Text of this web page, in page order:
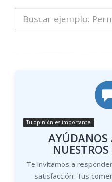
Tu opinión es importante
AYÚDANOS
NUESTROS
Te invitamos a
satisfacción. Tus